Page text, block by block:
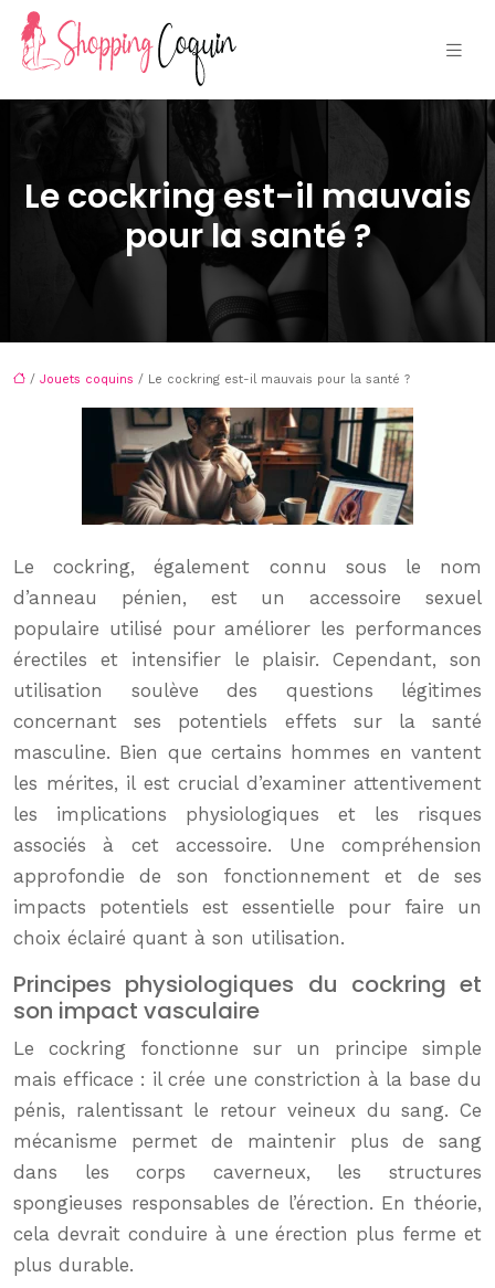
Le cockring est-il mauvais
pour la santé ?
/ Jouets coquins / Le cockring est-il mauvais pour la santé ?
Le cockring, également connu sous le nom
d’anneau pénien, est un accessoire sexuel
populaire utilisé pour améliorer les performances
érectiles et intensifier le plaisir. Cependant, son
utilisation soulève des questions légitimes
concernant ses potentiels effets sur la santé
masculine. Bien que certains hommes en vantent
les mérites, il est crucial d’examiner attentivement
les implications physiologiques et les risques
associés à cet accessoire. Une compréhension
approfondie de son fonctionnement et de ses
impacts potentiels est essentielle pour faire un
choix éclairé quant à son utilisation.
Principes physiologiques du cockring et
son impact vasculaire
Le cockring fonctionne sur un principe simple
mais efficace : il crée une constriction à la base du
pénis, ralentissant le retour veineux du sang. Ce
mécanisme permet de maintenir plus de sang
dans les corps caverneux, les structures
spongieuses responsables de l’érection. En théorie,
cela devrait conduire à une érection plus ferme et
plus durable.